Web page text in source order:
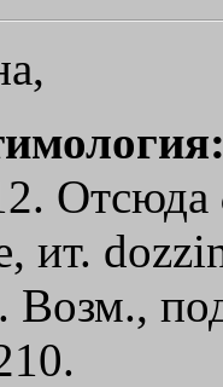
Отсюда
ит.
Возм.,